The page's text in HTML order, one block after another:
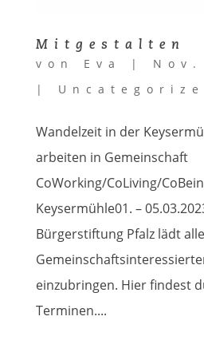
Mitgestalten
von Eva |
|
Wandelzeit in der
arbeiten in Gemeinschaft
CoWorking/CoLiving/
Keysermühle01. –
Bürgerstiftung Pfalz lädt alle
einzubringen. Hier findest
Terminen....